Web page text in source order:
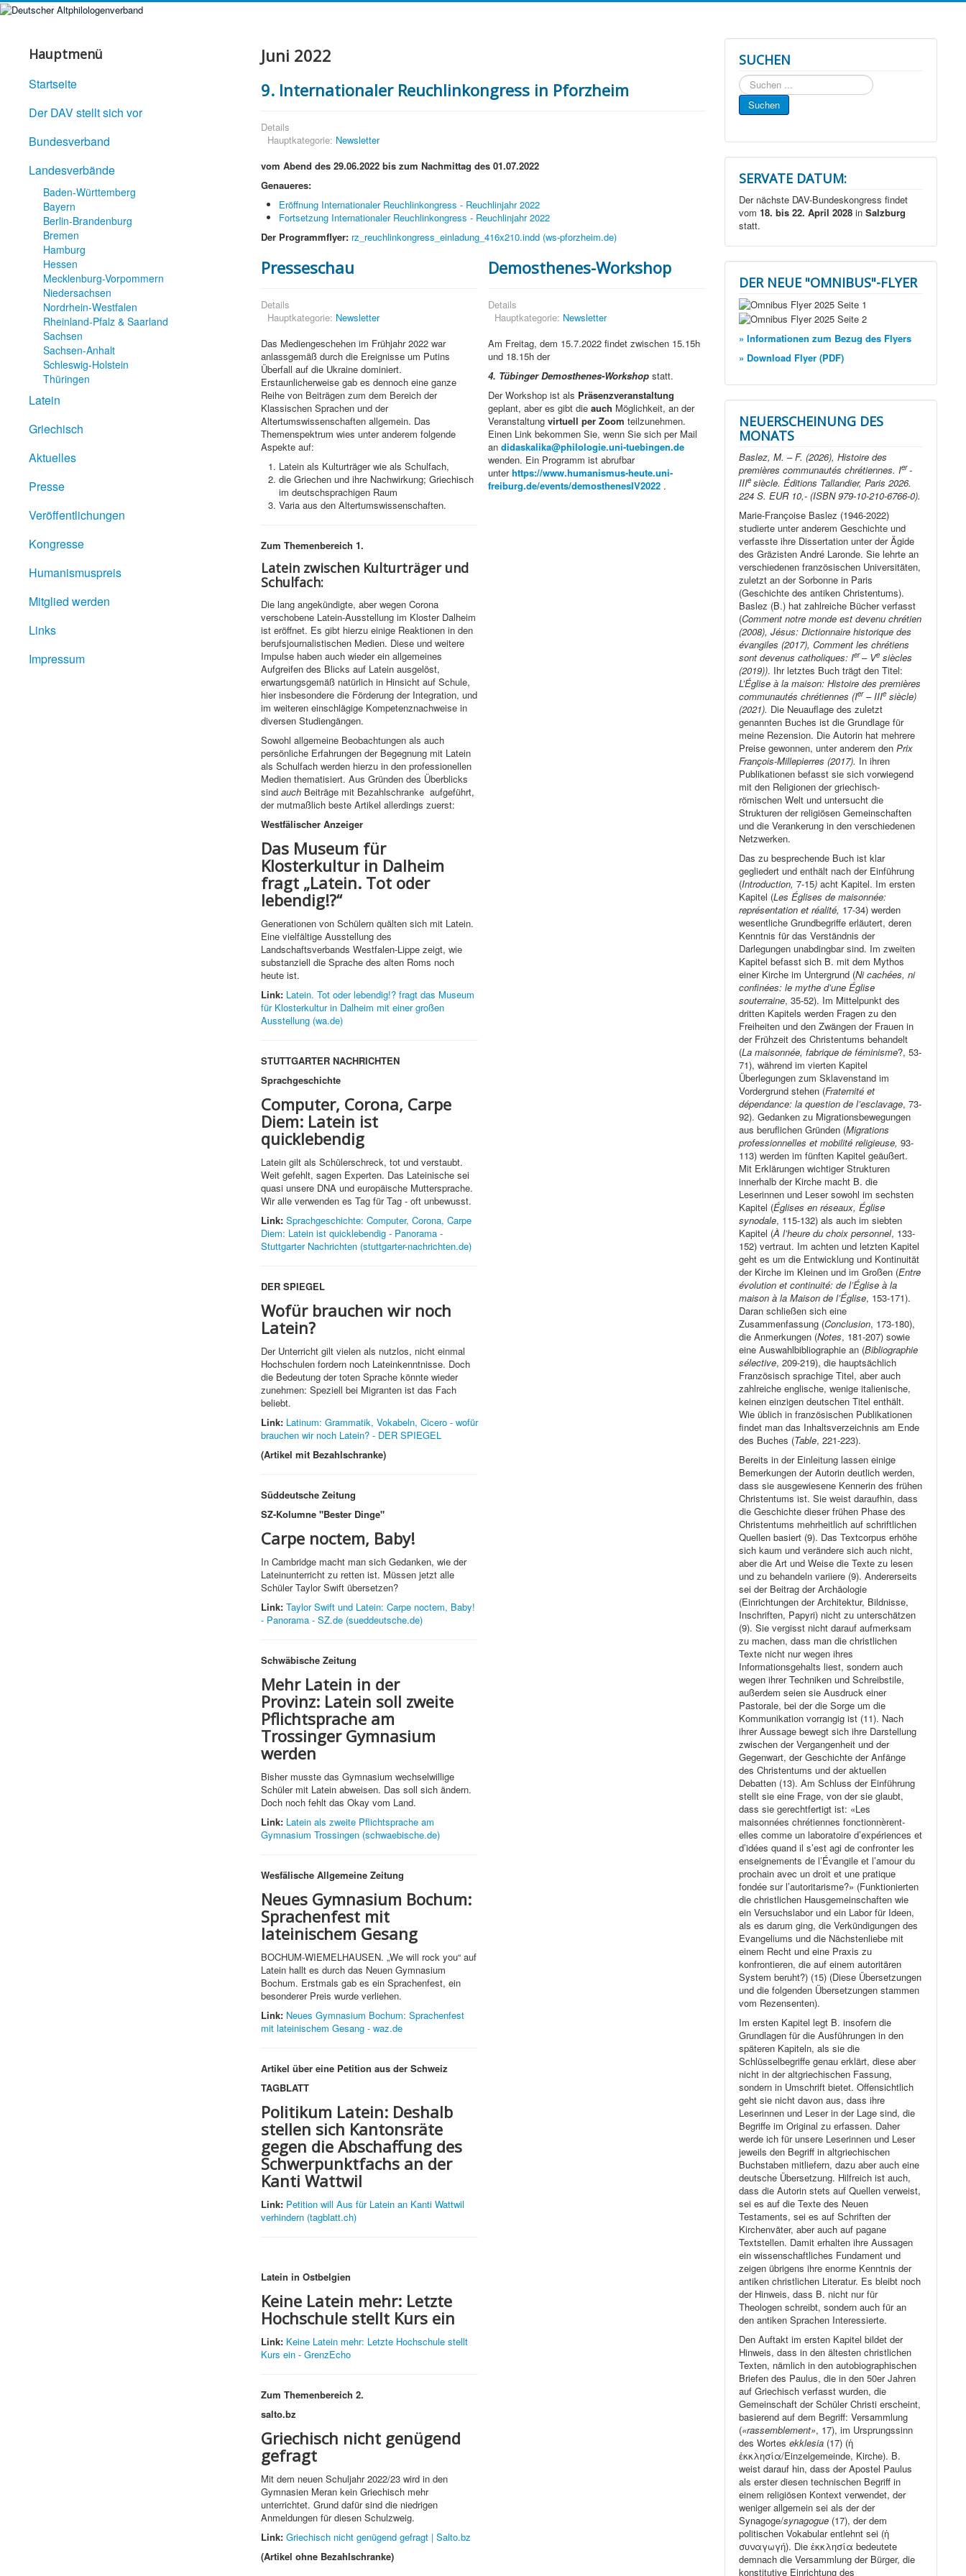
Hauptmenü
Startseite
Der DAV stellt sich vor
Bundesverband
Landesverbände
Baden-Württemberg
Bayern
Berlin-Brandenburg
Bremen
Hamburg
Hessen
Mecklenburg-Vorpommern
Niedersachsen
Nordrhein-Westfalen
Rheinland-Pfalz & Saarland
Sachsen
Sachsen-Anhalt
Schleswig-Holstein
Thüringen
Latein
Griechisch
Aktuelles
Presse
Veröffentlichungen
Kongresse
Humanismuspreis
Mitglied werden
Links
Impressum
Juni 2022
9. Internationaler Reuchlinkongress in Pforzheim
Details
Hauptkategorie: Newsletter
vom Abend des 29.06.2022 bis zum Nachmittag des 01.07.2022
Genaueres:
Eröffnung Internationaler Reuchlinkongress - Reuchlinjahr 2022
Fortsetzung Internationaler Reuchlinkongress - Reuchlinjahr 2022
Der Programmflyer: rz_reuchlinkongress_einladung_416x210.indd (ws-pforzheim.de)
Presseschau
Details
Hauptkategorie: Newsletter
Das Mediengeschehen im Frühjahr 2022 war
anlassgemäß durch die Ereignisse um Putins
Überfall auf die Ukraine dominiert.
Erstaunlicherweise gab es dennoch eine ganze
Reihe von Beiträgen zum dem Bereich der
Klassischen Sprachen und der
Altertumswissenschaften allgemein. Das
Themenspektrum wies unter anderem folgende
Aspekte auf:
Latein als Kulturträger wie als Schulfach,
die Griechen und ihre Nachwirkung; Griechisch
im deutschsprachigen Raum
Varia aus den Altertumswissenschaften.
Zum Themenbereich 1.
Latein zwischen Kulturträger und
Schulfach:
Die lang angekündigte, aber wegen Corona
verschobene Latein-Ausstellung im Kloster Dalheim
ist eröffnet. Es gibt hierzu einige Reaktionen in den
berufsjournalistischen Medien. Diese und weitere
Impulse haben auch wieder ein allgemeines
Aufgreifen des Blicks auf Latein ausgelöst,
erwartungsgemäß natürlich in Hinsicht auf Schule,
hier insbesondere die Förderung der Integration, und
im weiteren einschlägige Kompetenznachweise in
diversen Studiengängen.
Sowohl allgemeine Beobachtungen als auch
persönliche Erfahrungen der Begegnung mit Latein
als Schulfach werden hierzu in den professionellen
Medien thematisiert. Aus Gründen des Überblicks
sind auchBeiträge mit Bezahlschranke aufgeführt,
der mutmaßlich beste Artikel allerdings zuerst:
Westfälischer Anzeiger
Das Museum für
Klosterkultur in Dalheim
fragt „Latein. Tot oder
lebendig!?“
Generationen von Schülern quälten sich mit Latein.
Eine vielfältige Ausstellung des
Landschaftsverbands Westfalen-Lippe zeigt, wie
substanziell die Sprache des alten Roms noch
heute ist.
Link: Latein. Tot oder lebendig!? fragt das Museum
für Klosterkultur in Dalheim mit einer großen
Ausstellung (wa.de)
STUTTGARTER NACHRICHTEN
Sprachgeschichte
Computer, Corona, Carpe
Diem: Latein ist
quicklebendig
Latein gilt als Schülerschreck, tot und verstaubt.
Weit gefehlt, sagen Experten. Das Lateinische sei
quasi unsere DNA und europäische Muttersprache.
Wir alle verwenden es Tag für Tag - oft unbewusst.
Link: Sprachgeschichte: Computer, Corona, Carpe
Diem: Latein ist quicklebendig - Panorama -
Stuttgarter Nachrichten (stuttgarter-nachrichten.de)
DER SPIEGEL
Wofür brauchen wir noch
Latein?
Der Unterricht gilt vielen als nutzlos, nicht einmal
Hochschulen fordern noch Lateinkenntnisse. Doch
die Bedeutung der toten Sprache könnte wieder
zunehmen: Speziell bei Migranten ist das Fach
beliebt.
Link: Latinum: Grammatik, Vokabeln, Cicero - wofür
brauchen wir noch Latein? - DER SPIEGEL
(Artikel mit Bezahlschranke)
Süddeutsche Zeitung
SZ-Kolumne "Bester Dinge"
Carpe noctem, Baby!
In Cambridge macht man sich Gedanken, wie der
Lateinunterricht zu retten ist. Müssen jetzt alle
Schüler Taylor Swift übersetzen?
Link: Taylor Swift und Latein: Carpe noctem, Baby!
- Panorama - SZ.de (sueddeutsche.de)
Schwäbische Zeitung
Mehr Latein in der
Provinz: Latein soll zweite
Pflichtsprache am
Trossinger Gymnasium
werden
Bisher musste das Gymnasium wechselwillige
Schüler mit Latein abweisen. Das soll sich ändern.
Doch noch fehlt das Okay vom Land.
Link: Latein als zweite Pflichtsprache am
Gymnasium Trossingen (schwaebische.de)
Wesfälische Allgemeine Zeitung
Neues Gymnasium Bochum:
Sprachenfest mit
lateinischem Gesang
BOCHUM-WIEMELHAUSEN. „We will rock you“ auf
Latein hallt es durch das Neuen Gymnasium
Bochum. Erstmals gab es ein Sprachenfest, ein
besonderer Preis wurde verliehen.
Link: Neues Gymnasium Bochum: Sprachenfest
mit lateinischem Gesang - waz.de
Artikel über eine Petition aus der Schweiz
TAGBLATT
Politikum Latein: Deshalb
stellen sich Kantonsräte
gegen die Abschaffung des
Schwerpunktfachs an der
Kanti Wattwil
Link: Petition will Aus für Latein an Kanti Wattwil
verhindern (tagblatt.ch)
Latein in Ostbelgien
Keine Latein mehr: Letzte
Hochschule stellt Kurs ein
Link: Keine Latein mehr: Letzte Hochschule stellt
Kurs ein - GrenzEcho
Zum Themenbereich 2.
salto.bz
Griechisch nicht genügend
gefragt
Mit dem neuen Schuljahr 2022/23 wird in den
Gymnasien Meran kein Griechisch mehr
unterrichtet. Grund dafür sind die niedrigen
Anmeldungen für diesen Schulzweig.
Link: Griechisch nicht genügend gefragt | Salto.bz
(Artikel ohne Bezahlschranke)
Demosthenes-Workshop
Details
Hauptkategorie: Newsletter
Am Freitag, dem 15.7.2022 findet zwischen 15.15h
und 18.15h der
4. Tübinger Demosthenes-Workshopstatt.
Der Workshop ist als Präsenzveranstaltung
geplant, aber es gibt die auch Möglichkeit, an der
Veranstaltung virtuell per Zoom teilzunehmen.
Einen Link bekommen Sie, wenn Sie sich per Mail
an didaskalika@philologie.uni-tuebingen.de
wenden. Ein Programm ist abrufbar
unterhttps://www.humanismus-heute.uni-
freiburg.de/events/demosthenesIV2022.
SUCHEN
Suchen
...
Suchen
SERVATE DATUM:
Der nächste DAV-Bundeskongress findet
vom18. bis 22. April 2028 inSalzburg
statt.
DER NEUE "OMNIBUS"-FLYER
» Informationen zum Bezug des Flyers
» Download Flyer (PDF)
NEUERSCHEINUNG DES
MONATS
Baslez, M. – F. (2026), Histoire des
premières communautés chrétiennes. Ier-
IIIe siècle. Éditions Tallandier, Paris 2026.
224 S. EUR 10,- (ISBN 979-10-210-6766-0).
Marie-Françoise Baslez (1946-2022)
studierte unter anderem Geschichte und
verfasste ihre Dissertation unter der Ägide
des Gräzisten André Laronde. Sie lehrte an
verschiedenen französischen Universitäten,
zuletzt an der Sorbonne in Paris
(Geschichte des antiken Christentums).
Baslez (B.) hat zahlreiche Bücher verfasst
(Comment notre monde est devenu chrétien
(2008), Jésus: Dictionnaire historique des
évangiles (2017), Comment les chrétiens
sont devenus catholiques: Ier– Ve siècles
(2019)). Ihr letztes Buch trägt den Titel:
L’Église à la maison: Histoire des premières
communautés chrétiennes (Ier– IIIe siècle)
(2021). Die Neuauflage des zuletzt
genannten Buches ist die Grundlage für
meine Rezension. Die Autorin hat mehrere
Preise gewonnen, unter anderem denPrix
François-Millepierres (2017). In ihren
Publikationen befasst sie sich vorwiegend
mit den Religionen der griechisch-
römischen Welt und untersucht die
Strukturen der religiösen Gemeinschaften
und die Verankerung in den verschiedenen
Netzwerken.
Das zu besprechende Buch ist klar
gegliedert und enthält nach der Einführung
(Introduction,7-15)acht Kapitel. Im ersten
Kapitel (Les Églises de maisonnée:
représentation et réalité, 17-34) werden
wesentliche Grundbegriffe erläutert, deren
Kenntnis für das Verständnis der
Darlegungen unabdingbar sind. Im zweiten
Kapitel befasst sich B. mit dem Mythos
einer Kirche im Untergrund (Ni cachées, ni
confinées: le mythe d’une Église
souterraine, 35-52). Im Mittelpunkt des
dritten Kapitels werden Fragen zu den
Freiheiten und den Zwängen der Frauen in
der Frühzeit des Christentums behandelt
(La maisonnée, fabrique de féminisme?, 53-
71), während im vierten Kapitel
Überlegungen zum Sklavenstand im
Vordergrund stehen (Fraternité et
dépendance: la question de l’esclavage, 73-
92). Gedanken zu Migrationsbewegungen
aus beruflichen Gründen (Migrations
professionnelles et mobilité religieuse,93-
113) werden im fünften Kapitel geäußert.
Mit Erklärungen wichtiger Strukturen
innerhalb der Kirche macht B. die
Leserinnen und Leser sowohl im sechsten
Kapitel (Églises en réseaux, Église
synodale, 115-132) als auch im siebten
Kapitel (À l’heure du choix personnel, 133-
152) vertraut. Im achten und letzten Kapitel
geht es um die Entwicklung und Kontinuität
der Kirche im Kleinen und im Großen (Entre
évolution et continuité: de l’Église à la
maison à la Maison de l’Église, 153-171).
Daran schließen sich eine
Zusammenfassung (Conclusion, 173-180),
die Anmerkungen (Notes, 181-207) sowie
eine Auswahlbibliographie an (Bibliographie
sélective, 209-219), die hauptsächlich
Französisch sprachige Titel, aber auch
zahlreiche englische, wenige italienische,
keinen einzigen deutschen Titel enthält.
Wie üblich in französischen Publikationen
findet man das Inhaltsverzeichnis am Ende
des Buches (Table, 221-223).
Bereits in der Einleitung lassen einige
Bemerkungen der Autorin deutlich werden,
dass sie ausgewiesene Kennerin des frühen
Christentums ist. Sie weist daraufhin, dass
die Geschichte dieser frühen Phase des
Christentums mehrheitlich auf schriftlichen
Quellen basiert (9). Das Textcorpus erhöhe
sich kaum und verändere sich auch nicht,
aber die Art und Weise die Texte zu lesen
und zu behandeln variiere (9). Andererseits
sei der Beitrag der Archäologie
(Einrichtungen der Architektur, Bildnisse,
Inschriften, Papyri) nicht zu unterschätzen
(9). Sie vergisst nicht darauf aufmerksam
zu machen, dass man die christlichen
Texte nicht nur wegen ihres
Informationsgehalts liest, sondern auch
wegen ihrer Techniken und Schreibstile,
außerdem seien sie Ausdruck einer
Pastorale, bei der die Sorge um die
Kommunikation vorrangig ist (11). Nach
ihrer Aussage bewegt sich ihre Darstellung
zwischen der Vergangenheit und der
Gegenwart, der Geschichte der Anfänge
des Christentums und der aktuellen
Debatten (13). Am Schluss der Einführung
stellt sie eine Frage, von der sie glaubt,
dass sie gerechtfertigt ist: «Les
maisonnées chrétiennes fonctionnèrent-
elles comme un laboratoire d’expériences et
d’idées quand il s’est agi de confronter les
enseignements de l’Évangile et l’amour du
prochain avec un droit et une pratique
fondée sur l’autoritarisme?» (Funktionierten
die christlichen Hausgemeinschaften wie
ein Versuchslabor und ein Labor für Ideen,
als es darum ging, die Verkündigungen des
Evangeliums und die Nächstenliebe mit
einem Recht und eine Praxis zu
konfrontieren, die auf einem autoritären
System beruht?) (15) (Diese Übersetzungen
und die folgenden Übersetzungen stammen
vom Rezensenten).
Im ersten Kapitel legt B. insofern die
Grundlagen für die Ausführungen in den
späteren Kapiteln, als sie die
Schlüsselbegriffe genau erklärt, diese aber
nicht in der altgriechischen Fassung,
sondern in Umschrift bietet. Offensichtlich
geht sie nicht davon aus, dass ihre
Leserinnen und Leser in der Lage sind, die
Begriffe im Original zu erfassen. Daher
werde ich für unsere Leserinnen und Leser
jeweils den Begriff in altgriechischen
Buchstaben mitliefern, dazu aber auch eine
deutsche Übersetzung. Hilfreich ist auch,
dass die Autorin stets auf Quellen verweist,
sei es auf die Texte des Neuen
Testaments, sei es auf Schriften der
Kirchenväter, aber auch auf pagane
Textstellen. Damit erhalten ihre Aussagen
ein wissenschaftliches Fundament und
zeigen übrigens ihre enorme Kenntnis der
antiken christlichen Literatur. Es bleibt noch
der Hinweis, dass B. nicht nur für
Theologen schreibt, sondern auch für an
den antiken Sprachen Interessierte.
Den Auftakt im ersten Kapitel bildet der
Hinweis, dass in den ältesten christlichen
Texten, nämlich in den autobiographischen
Briefen des Paulus, die in den 50er Jahren
auf Griechisch verfasst wurden, die
Gemeinschaft der Schüler Christi erscheint,
basierend auf dem Begriff: Versammlung
(«rassemblement», 17), im Ursprungssinn
des Wortesekklesia (17) (ἡ
ἐκκλησία/Einzelgemeinde, Kirche). B.
weist darauf hin, dass der Apostel Paulus
als erster diesen technischen Begriff in
einem religiösen Kontext verwendet, der
weniger allgemein sei als der der
Synagoge/synagogue (17), der dem
politischen Vokabular entlehnt sei (ἡ
συναγωγή). Die ἐκκλησία bedeutete
demnach die Versammlung der Bürger, die
konstitutive Einrichtung des